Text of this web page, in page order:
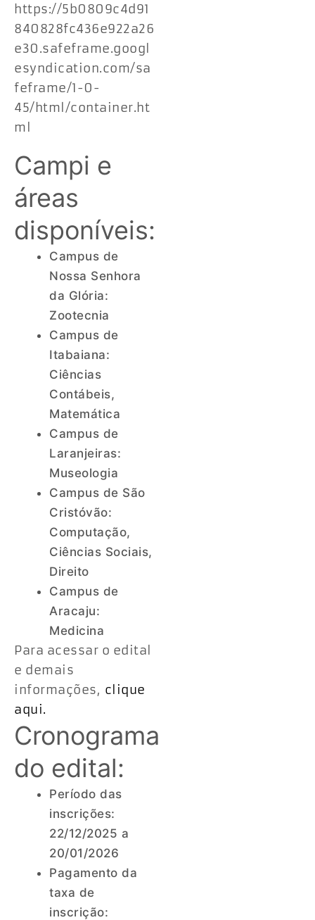
https://5b0809c4d91
840828fc436e922a26
e30.safeframe.googl
esyndication.com/sa
feframe/1-0-
45/html/container.ht
ml
Campi e
áreas
disponíveis:
Campus de
Nossa Senhora
da Glória:
Zootecnia
Campus de
Itabaiana:
Ciências
Contábeis,
Matemática
Campus de
Laranjeiras:
Museologia
Campus de São
Cristóvão:
Computação,
Ciências Sociais,
Direito
Campus de
Aracaju:
Medicina
Para acessar o edital
e demais
informações, clique
aqui.
Cronograma
do edital:
Período das
inscrições:
22/12/2025 a
20/01/2026
Pagamento da
taxa de
inscrição: